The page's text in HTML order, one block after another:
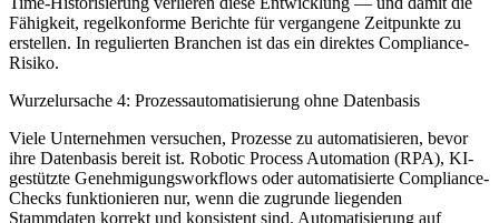
Fähigkeit, regelkonforme Berichte für vergangene Zeitpunkte zu
erstellen. In regulierten Branchen ist das ein direktes Compliance-
Risiko.
Wurzelursache 4: Prozessautomatisierung ohne Datenbasis
Viele Unternehmen versuchen, Prozesse zu automatisieren, bevor
ihre Datenbasis bereit ist. Robotic Process Automation (RPA), KI-
gestützte Genehmigungsworkflows oder automatisierte Compliance-
Checks funktionieren nur, wenn die zugrunde liegenden
Stammdaten korrekt und konsistent sind. Automatisierung auf